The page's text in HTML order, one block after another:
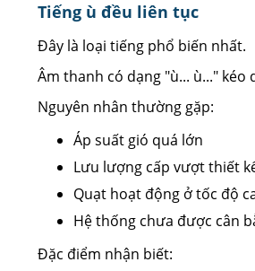
Tiếng ù đều liên tục
Đây là loại tiếng phổ biến nhất.
Âm thanh có dạng "ù... ù..."
Nguyên nhân thường gặp:
Áp suất gió quá lớn
Lưu lượng cấp vượt thiết
Quạt hoạt động ở tốc độ
Hệ thống chưa được cân
Đặc điểm nhận biết: